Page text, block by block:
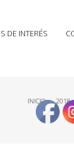
DE INTERÉS
INICIO›2018